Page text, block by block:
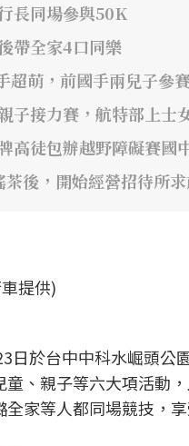
長同場參與50K
帶全家4口同樂
萌，前國手兩兒子參
子接力賽，航特部上士
高徒包辦越野障礙賽國
後，開始經營招待所
提供)
日於台中中科水崛頭
、親子等六大項活動
家等人都同場競技，